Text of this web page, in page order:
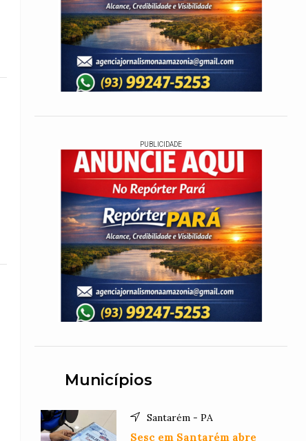
PUBLICIDADE
Municípios
Santarém - PA
Sesc em Santarém abre